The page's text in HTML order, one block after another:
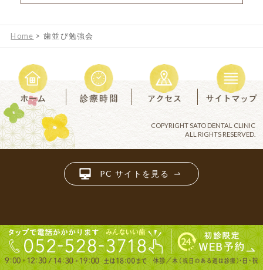
Home > 歯並び勉強会
COPYRIGHT SATO DENTAL CLINIC
ALL RIGHTS RESERVED.
PC サイトを見る